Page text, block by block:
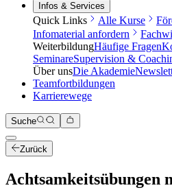
Infos & Services
Quick Links Alle Kurse
Infomaterial anfordern
WeiterbildungHäufige Fragen
SeminareSupervision &
Über unsDie Akademie
Teamfortbildungen
Karrierewege
Suche
Zurück
Achtsamkeitsübungen